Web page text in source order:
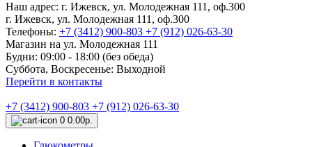
Наш адрес: г. Ижевск, ул. Молодежная 111, оф.300
г. Ижевск, ул. Молодежная 111, оф.300
Телефоны: +7 (3412) 900-803 +7 (912) 026-63-30
Магазин на ул. Молодежная 111
Будни: 09:00 - 18:00 (без обеда)
Суббота, Воскресенье: Выходной
Перейти в контакты
+7 (3412) 900-803 +7 (912) 026-63-30
0 0.00р.